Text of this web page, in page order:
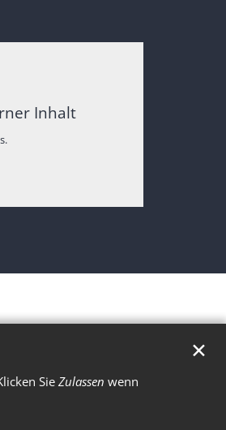
Sie Zulassen wenn
✕
Inhalt